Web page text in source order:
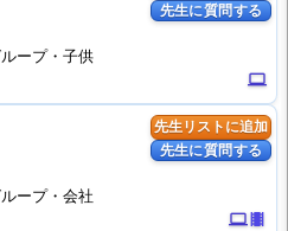
先生に質問する
computer
ループ・子供
先生リストに追加
先生に質問する
computertheaters
ループ・会社